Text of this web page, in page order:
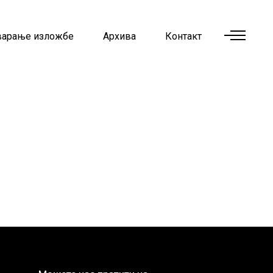
изложбе Архива Контакт